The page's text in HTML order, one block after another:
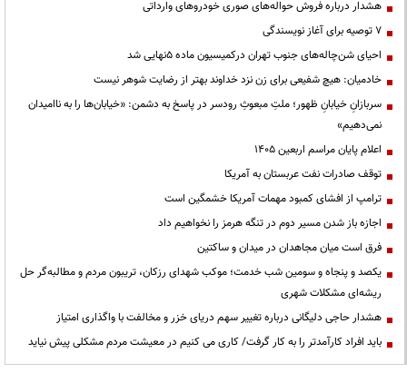
هشدار درباره فروش حواله‌های صوری خودروهای وارداتی
۷ توصیه برای آغاز نویسندگی
احیای شن‌چاله‌های جنوب تهران درکمیسیون ماده ۵نهایی شد
خادمیان: هیچ شفیعی برای زن نزد خداوند بهتر از رضایت شوهر نیست
سربازانِ خیابانِ ظهور؛ ملتِ مبعوثِ رودسر در پاسخ به دشمن: «خیابان‌ها را به ناامیدان
نمی‌دهیم»
اعلام پایان مراسم اربعین ۱۴۰۵
توقف صادرات نفت عربستان به آمریکا
ترامپ از افشای کمبود مهمات آمریکا خشمگین است
اجازه باز شدن مسیر دوم در تنگه هرمز را نخواهیم داد
فرق است میان مجاهدان در میدان و ساکتین
یکصد و پنجاه و سومین شب خدمت؛ موکب شهدای رزکان، تریبون مردم و مطالبه‌گر حل
ریشه‌ای مشکلات شهری
هشدار حاجی دلیگانی درباره تغییر سهم دریای خزر و مخالفت با واگذاری امتیاز
باید افراد کارآمدتر را به کار گرفت/ کاری می کنیم در معیشت مردم مشکلی پیش نیاید